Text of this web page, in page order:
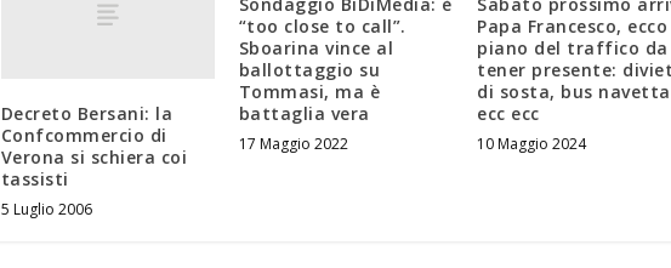
Decreto Bersani: la
Confcommercio di
Verona si schiera coi
tassisti
5 Luglio 2006
“too close to call”.
Sboarina vince al
ballottaggio su
Tommasi, ma è
battaglia vera
17 Maggio 2022
Papa Francesco,
piano del traffico da
tener presente:
di sosta, bus navetta
ecc ecc
10 Maggio 2024